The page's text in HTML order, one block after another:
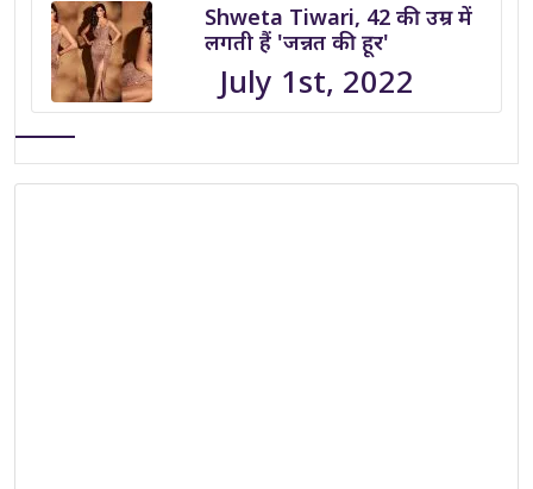
Shweta Tiwari, 42 की उम्र में
लगती हैं 'जन्नत की हूर'
July 1st, 2022